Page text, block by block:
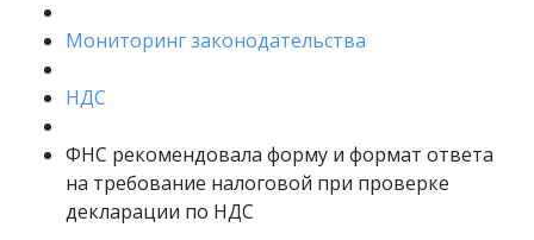
Мониторинг законодательства
НДС
ФНС рекомендовала форму и формат ответа
на требование налоговой при проверке
декларации по НДС